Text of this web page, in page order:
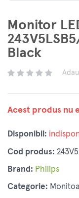
Monitor
Black
Acest produs nu
Disponibil:
Cod produs:
Brand: Philips
Categorie: